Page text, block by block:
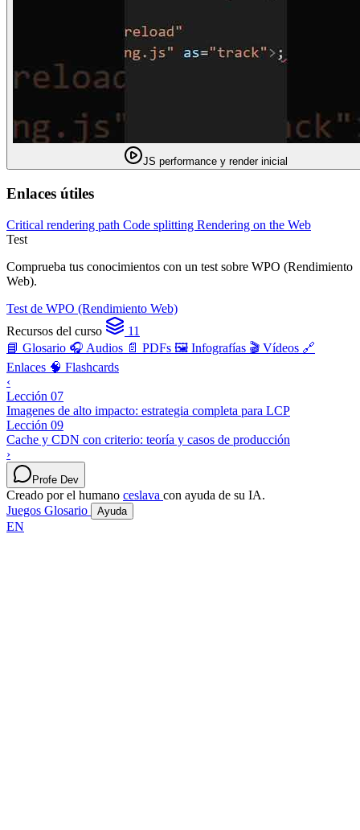
JS performance y render inicial
Enlaces útiles
Critical rendering path Code splitting Rendering on the Web
Test
Comprueba tus conocimientos con un test sobre WPO (Rendimiento
Web).
Test de WPO (Rendimiento Web)
Recursos del curso
11
📘 Glosario 🎧 Audios 📄 PDFs 🖼️ Infografías 🎬 Vídeos 🔗
Enlaces 🧠 Flashcards
‹
Lección 07
Imagenes de alto impacto: estrategia completa para LCP
Lección 09
Cache y CDN con criterio: teoría y casos de producción
›
Profe Dev
Creado por el humano ceslava con ayuda de su IA.
Juegos Glosario Ayuda
EN